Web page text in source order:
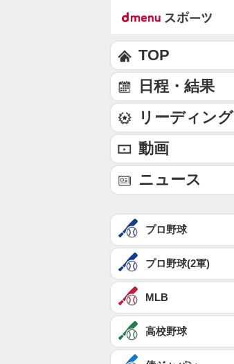
TOP
日程・結果
リーディング
動画
ニュース
プロ野球
プロ野球(2軍)
MLB
高校野球